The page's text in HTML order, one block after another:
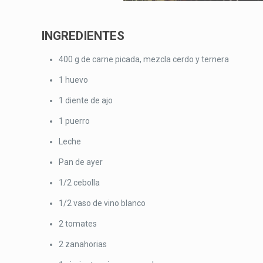
INGREDIENTES
400 g de carne picada, mezcla cerdo y ternera
1 huevo
1 diente de ajo
1 puerro
Leche
Pan de ayer
1/2 cebolla
1/2 vaso de vino blanco
2 tomates
2 zanahorias